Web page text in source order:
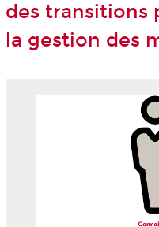
des transitions
la gestion des